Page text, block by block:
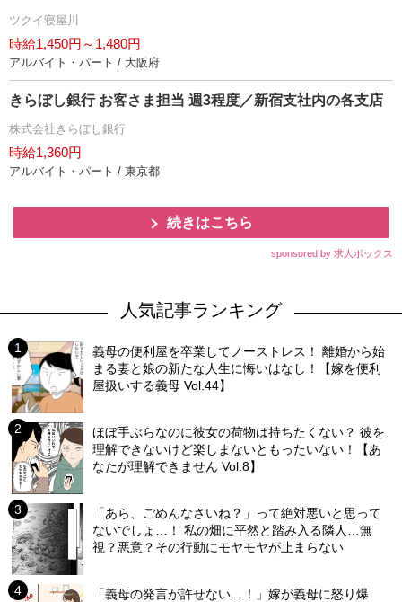
ツクイ寝屋川
時給1,450円～1,480円
アルバイト・パート / 大阪府
きらぼし銀行 お客さま担当 週3程度／新宿支社内の各支店
株式会社きらぼし銀行
時給1,360円
アルバイト・パート / 東京都
続きはこちら
sponsored by 求人ボックス
人気記事ランキング
義母の便利屋を卒業してノーストレス！ 離婚から始
まる妻と娘の新たな人生に悔いはなし！【嫁を便利
屋扱いする義母 Vol.44】
ほぼ手ぶらなのに彼女の荷物は持ちたくない？ 彼を
理解できないけど楽しまないともったいない！【あ
なたが理解できません Vol.8】
「あら、ごめんなさいね？」って絶対悪いと思って
ないでしょ…！ 私の畑に平然と踏み入る隣人…無
視？悪意？その行動にモヤモヤが止まらない
「義母の発言が許せない…！」嫁が義母に怒り爆